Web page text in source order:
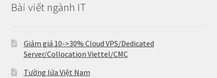
Bài viết ngành IT
Giảm giá 10->30% Cloud VPS/Dedicated
Server/Collocation Viettel/CMC
Tường lửa Việt Nam